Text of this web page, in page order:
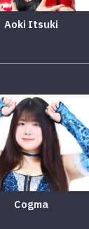
Aoki Itsuki
Cogma